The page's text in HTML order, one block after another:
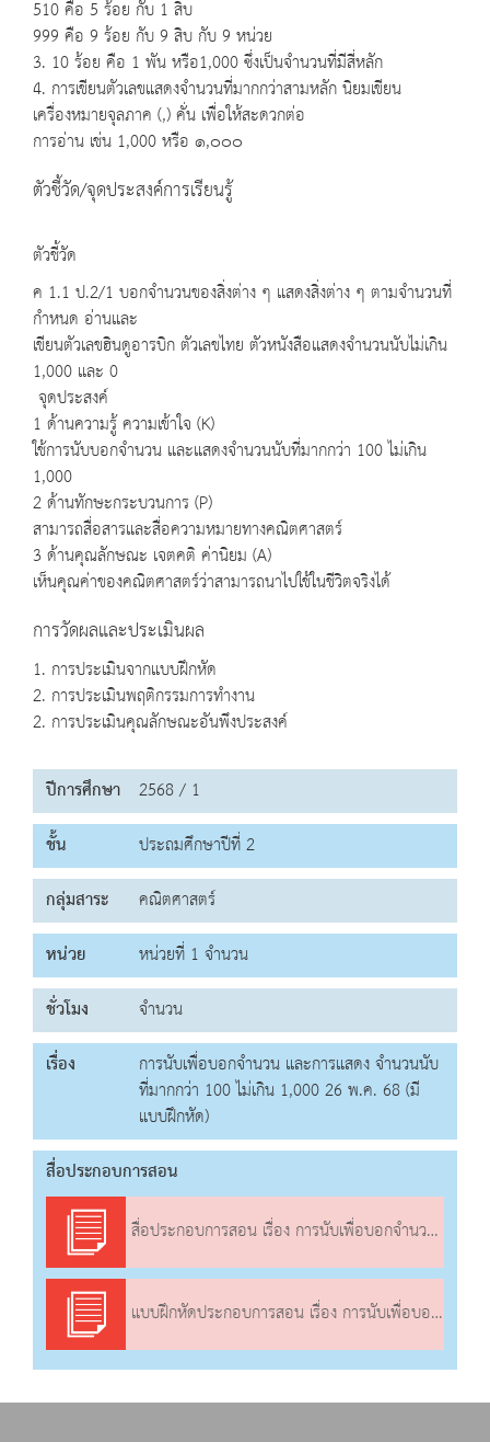
510 คือ 5 ร้อย กับ 1 สิบ
999 คือ 9 ร้อย กับ 9 สิบ กับ 9 หน่วย
3. 10 ร้อย คือ 1 พัน หรือ1,000 ซึ่งเป็นจำนวนที่มีสี่หลัก
4. การเขียนตัวเลขแสดงจำนวนที่มากกว่าสามหลัก นิยมเขียน
เครื่องหมายจุลภาค (,) คั่น เพื่อให้สะดวกต่อ
การอ่าน เช่น 1,000 หรือ ๑,๐๐๐
ตัวชี้วัด/จุดประสงค์การเรียนรู้
ตัวชี้วัด
ค 1.1 ป.2/1 บอกจำนวนของสิ่งต่าง ๆ แสดงสิ่งต่าง ๆ ตามจำนวนที่
กำหนด อ่านและ
เขียนตัวเลขฮินดูอารบิก ตัวเลขไทย ตัวหนังสือแสดงจำนวนนับไม่เกิน
1,000 และ 0
จุดประสงค์
1 ด้านความรู้ ความเข้าใจ (K)
ใช้การนับบอกจำนวน และแสดงจำนวนนับที่มากกว่า 100 ไม่เกิน
1,000
2 ด้านทักษะกระบวนการ (P)
สามารถสื่อสารและสื่อความหมายทางคณิตศาสตร์
3 ด้านคุณลักษณะ เจตคติ ค่านิยม (A)
เห็นคุณค่าของคณิตศาสตร์ว่าสามารถนาไปใช้ในชีวิตจริงได้
การวัดผลและประเมินผล
1. การประเมินจากแบบฝึกหัด
2. การประเมินพฤติกรรมการทำงาน
2. การประเมินคุณลักษณะอันพึงประสงค์
ปีการศึกษา 2568 / 1
ชั้น
ประถมศึกษาปีที่ 2
กลุ่มสาระ
คณิตศาสตร์
หน่วย
หน่วยที่ 1 จำนวน
ชั่วโมง
จำนวน
เรื่อง
การนับเพื่อบอกจำนวน และการแสดง จำนวนนับ
ที่มากกว่า 100 ไม่เกิน 1,000 26 พ.ค. 68 (มี
แบบฝึกหัด)
สื่อประกอบการสอน
สื่อประกอบการสอน เรื่อง การนับเพื่อบอกจำนวน และการแสดง จำนวนนับที่มากกว่า 100 ไม่เกิน 1,000
แบบฝึกหัดประกอบการสอน เรื่อง การนับเพื่อบอกจำนวน และการแสดง จำนวนนับที่มากกว่า 100 ไม่เกิน 1,000